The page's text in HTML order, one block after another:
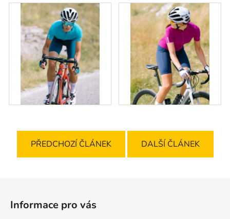
PŘEDCHOZÍ ČLÁNEK DALŠÍ ČLÁNEK
Informace pro vás